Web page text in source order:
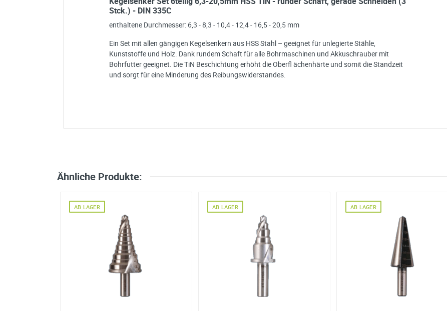
Stck.) - DIN 335C
enthaltene Durchmesser: 6,3 - 8,3 - 10,4 - 12,4 - 16,5 - 20,5 mm
Ein Set mit allen gängigen Kegelsenkern aus HSS Stahl – geeignet für unlegierte Stähle,
Kunststoffe und Holz. Dank rundem Schaft für alle Bohrmaschinen und Akkuschrauber mit
Bohrfutter geeignet. Die TiN Beschichtung erhöht die Oberfl ächenhärte und somit die Standzeit
und sorgt für eine Minderung des Reibungswiderstandes.
Name*:
e-mail*:
Zustimmung zur Datenverarbeitung
*
Ich stimme zu, dass meine Angaben aus dem Kontaktformular zur Beantwortung meiner
werden. Die Daten werden nach abgeschlossener Bearbeitung Ihrer Anfrage gelöscht. Sie
die Zukunft per E-Mail an widerrufen. Detaillierte Informationen zum Umgang mit Nutzerdaten
Datenschutzerklärung
Ähnliche Produkte:
AB LAGER AB LAGER AB LAGER